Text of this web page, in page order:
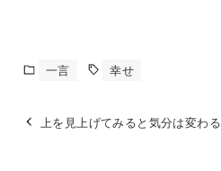
一言 幸せ
上を見上げてみると気分は変わる